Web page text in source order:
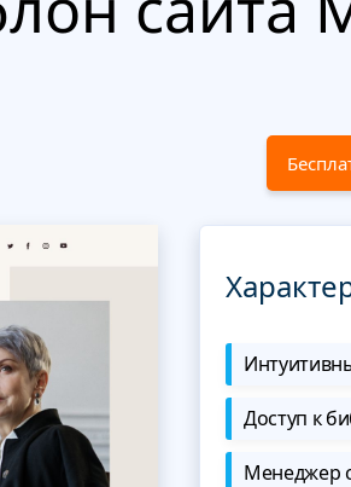
Доступ к
Менеджер